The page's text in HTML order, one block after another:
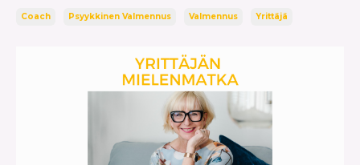
Coach Psyykkinen Valmennus Valmennus Yrittäjä